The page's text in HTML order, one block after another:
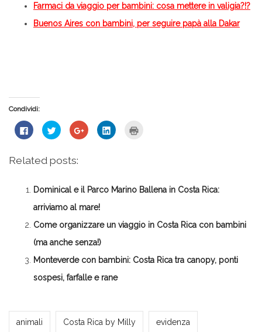
Farmaci da viaggio per bambini: cosa mettere in valigia?!?
Buenos Aires con bambini, per seguire papà alla Dakar
Condividi:
Fai
clic
su
Facebook
in
una
finestra)
Fai
clic
condividere
su
apre
in
nuova
finestra)
Fai
clic
apre
in
nuova
finestra)
Fai
clic
apre
in
una
nuova
Related posts:
Dominical e il Parco Marino Ballena in Costa Rica:
arriviamo al mare!
Come organizzare un viaggio in Costa Rica con bambini
(ma anche senza!)
Monteverde con bambini: Costa Rica tra canopy, ponti
sospesi, farfalle e rane
Milena Marchioni
animali
Costa Rica by Milly evidenza